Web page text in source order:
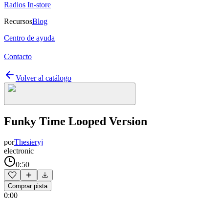
Radios In-store
RecursosBlog
Centro de ayuda
Contacto
Volver al catálogo
Funky Time Looped Version
porThesieryj
electronic
0:50
Comprar pista
0:00